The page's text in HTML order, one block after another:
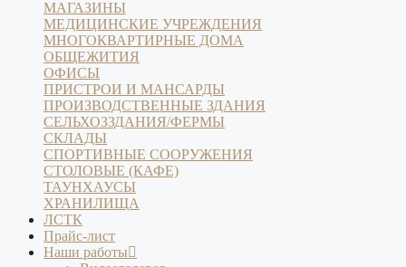
МАГАЗИНЫ
МЕДИЦИНСКИЕ УЧРЕЖДЕНИЯ
МНОГОКВАРТИРНЫЕ ДОМА
ОБЩЕЖИТИЯ
ОФИСЫ
ПРИСТРОИ И МАНСАРДЫ
ПРОИЗВОДСТВЕННЫЕ ЗДАНИЯ
СЕЛЬХОЗЗДАНИЯ/ФЕРМЫ
СКЛАДЫ
СПОРТИВНЫЕ СООРУЖЕНИЯ
СТОЛОВЫЕ (КАФЕ)
ТАУНХАУСЫ
ХРАНИЛИЩА
ЛСТК
Прайс-лист
Наши работы